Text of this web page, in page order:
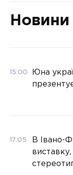
Новини
15:00
Юна
17:05
В Івано-